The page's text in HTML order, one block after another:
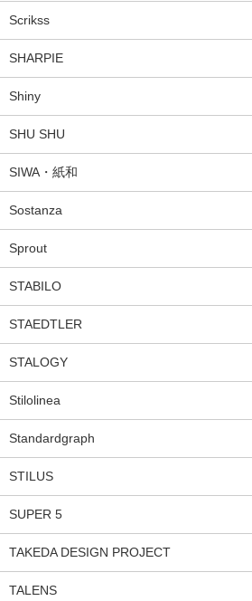
Scrikss
SHARPIE
Shiny
SHU SHU
SIWA・紙和
Sostanza
Sprout
STABILO
STAEDTLER
STALOGY
Stilolinea
Standardgraph
STILUS
SUPER 5
TAKEDA DESIGN PROJECT
TALENS